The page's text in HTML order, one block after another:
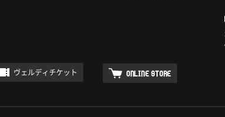
ヴェルディチケット ONLINE STORE